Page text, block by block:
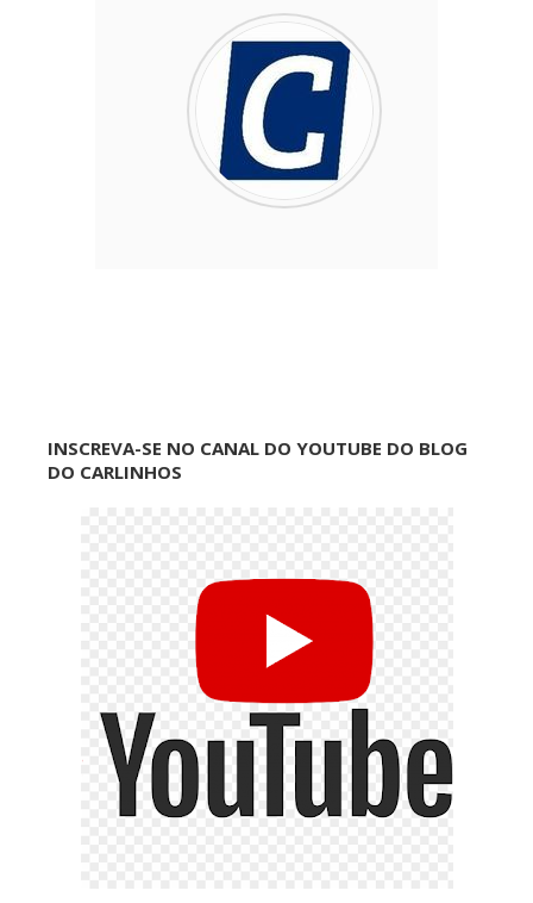
INSCREVA-SE NO CANAL DO YOUTUBE DO BLOG
DO CARLINHOS